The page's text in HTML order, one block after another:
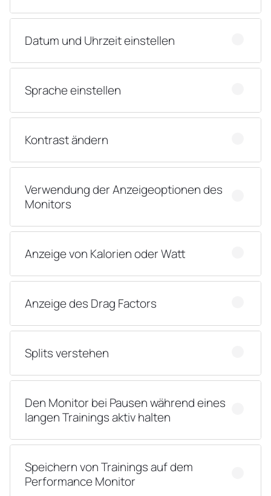
Datum und Uhrzeit einstellen
Sprache einstellen
Kontrast ändern
Verwendung der Anzeigeoptionen des
Monitors
Anzeige von Kalorien oder Watt
Anzeige des Drag Factors
Splits verstehen
Den Monitor bei Pausen während eines
langen Trainings aktiv halten
Speichern von Trainings auf dem
Performance Monitor